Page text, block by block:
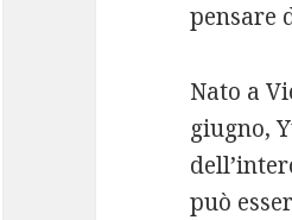
pensare
Nato a
giugno,
può